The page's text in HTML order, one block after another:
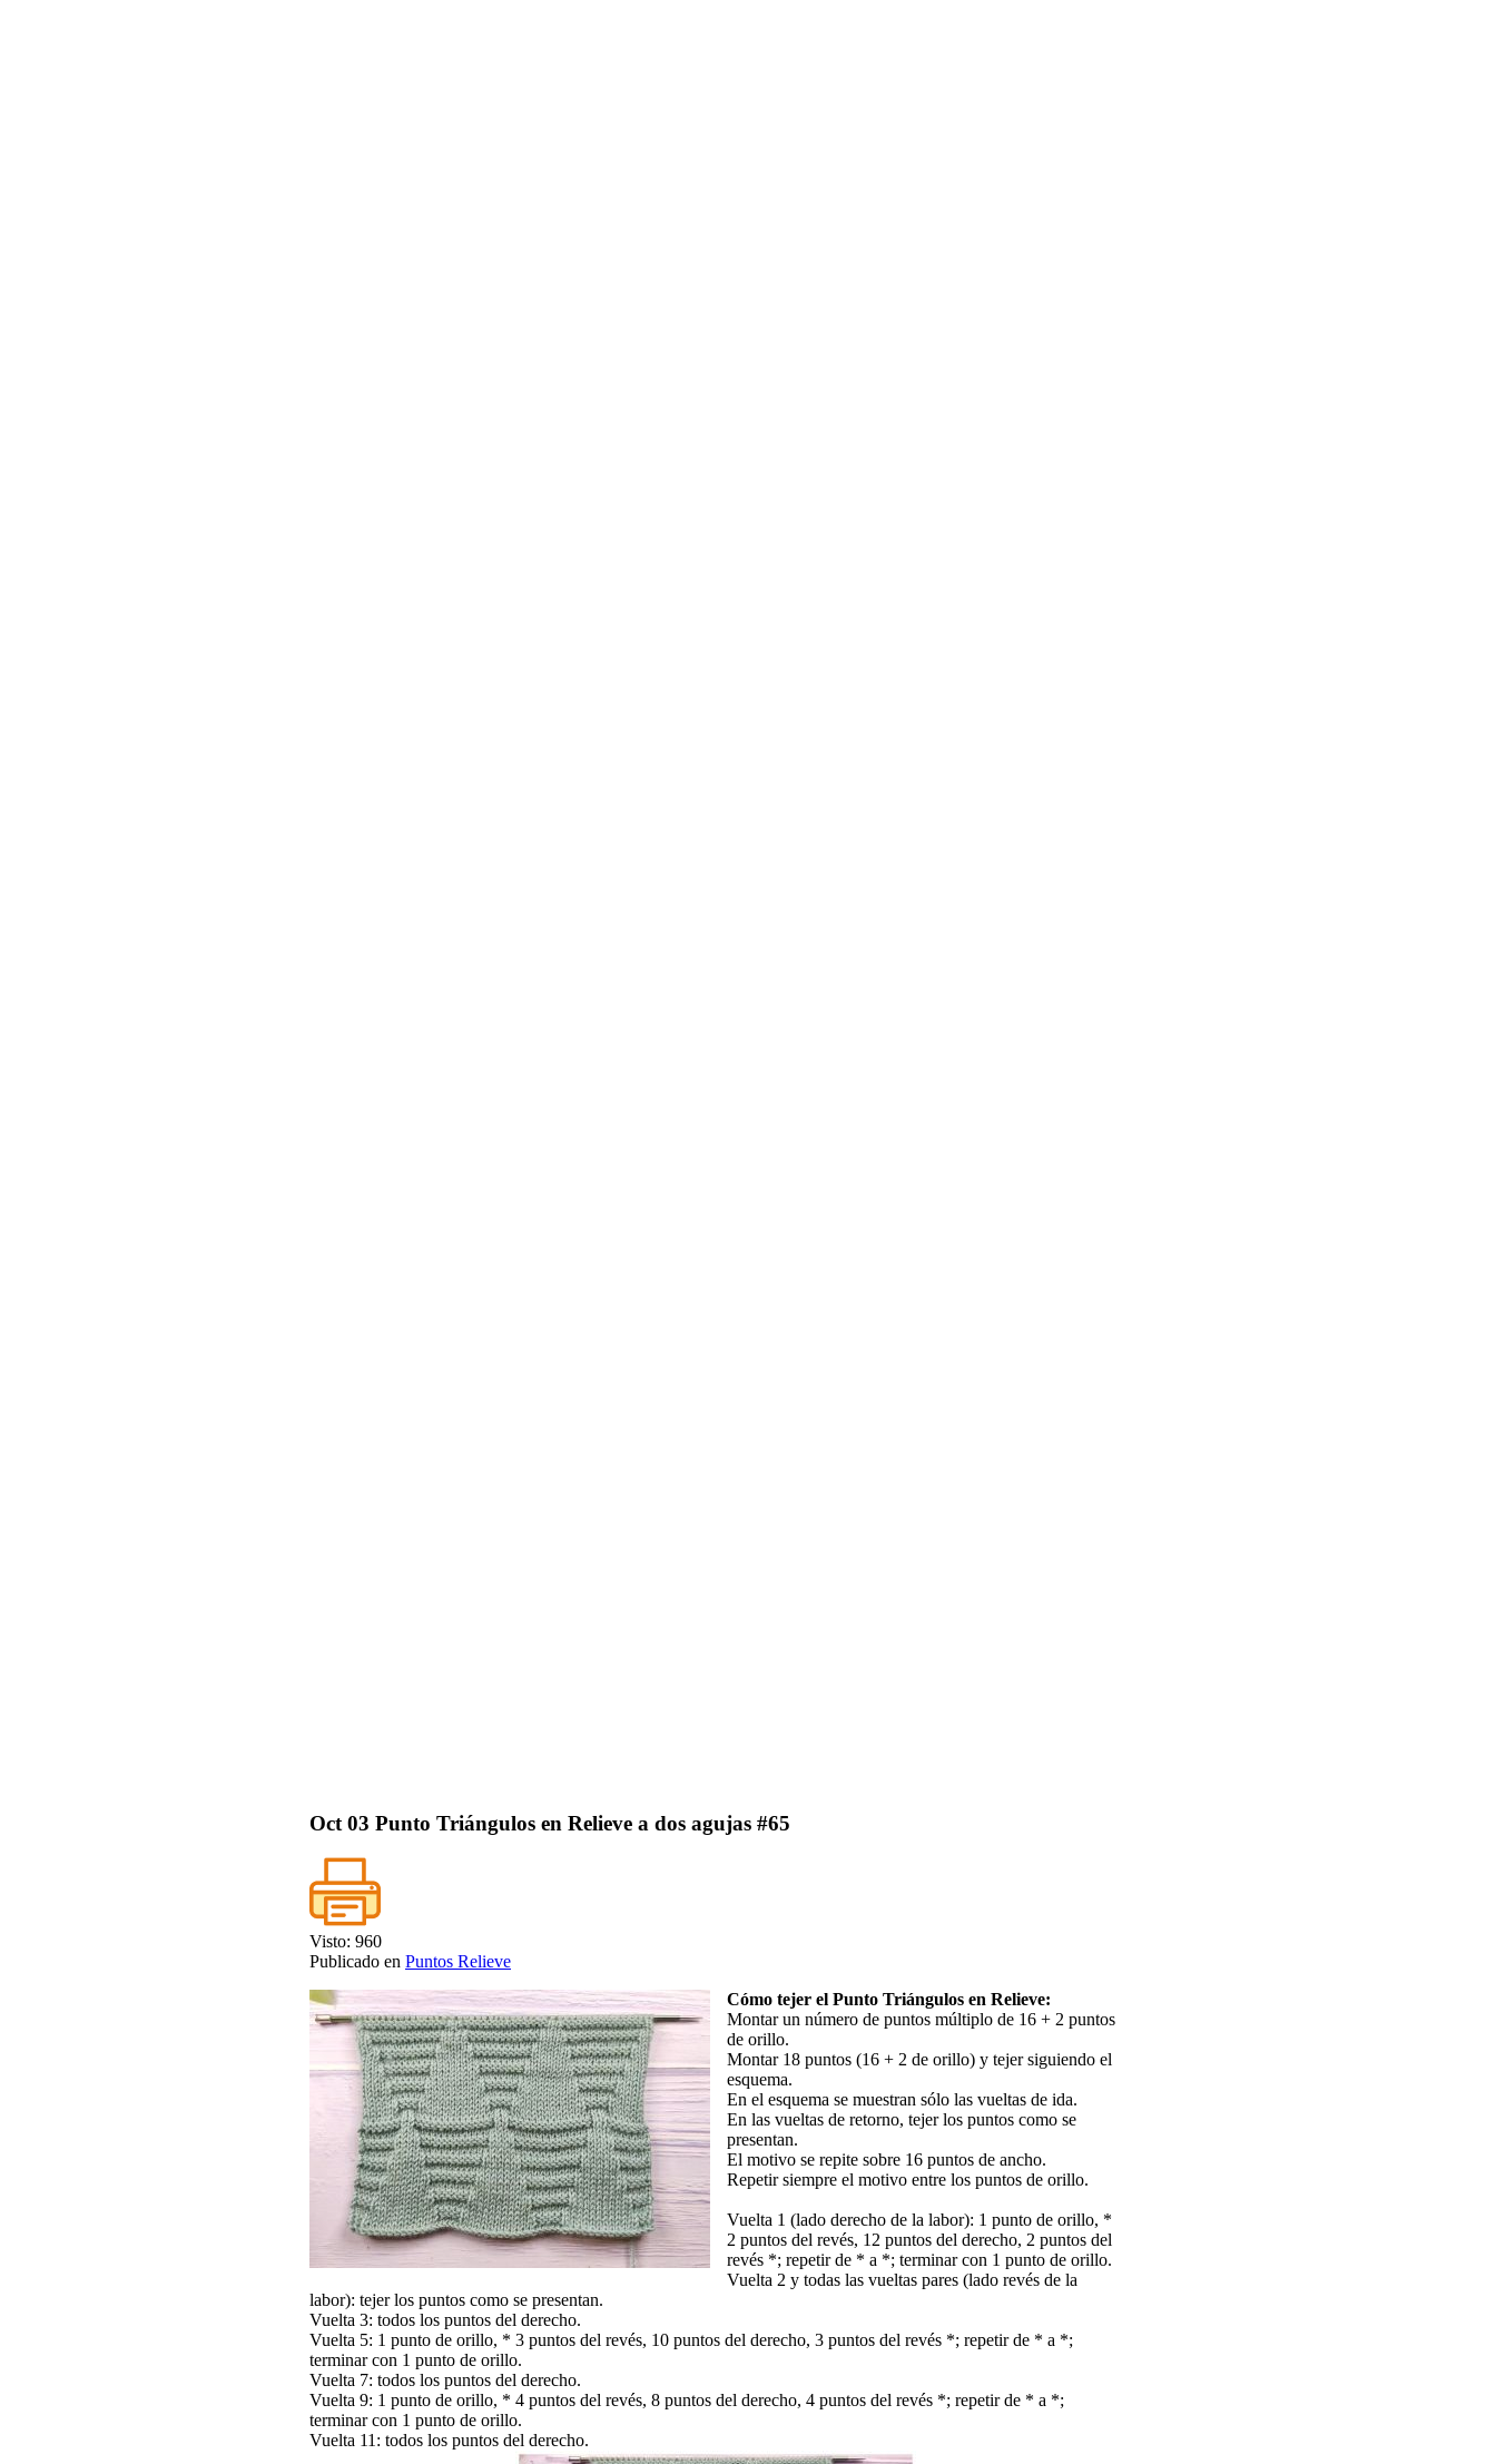
Oct 03 Punto Triángulos en Relieve a dos agujas #65
Visto: 960
Publicado en Puntos Relieve
Cómo tejer el Punto Triángulos en Relieve:
Montar un número de puntos múltiplo de 16 + 2 puntos
de orillo.
Montar 18 puntos (16 + 2 de orillo) y tejer siguiendo el
esquema.
En el esquema se muestran sólo las vueltas de ida.
En las vueltas de retorno, tejer los puntos como se
presentan.
El motivo se repite sobre 16 puntos de ancho.
Repetir siempre el motivo entre los puntos de orillo.
Vuelta 1 (lado derecho de la labor): 1 punto de orillo, *
2 puntos del revés, 12 puntos del derecho, 2 puntos del
revés *; repetir de * a *; terminar con 1 punto de orillo.
Vuelta 2 y todas las vueltas pares (lado revés de la
labor): tejer los puntos como se presentan.
Vuelta 3: todos los puntos del derecho.
Vuelta 5: 1 punto de orillo, * 3 puntos del revés, 10 puntos del derecho, 3 puntos del revés *; repetir de * a *;
terminar con 1 punto de orillo.
Vuelta 7: todos los puntos del derecho.
Vuelta 9: 1 punto de orillo, * 4 puntos del revés, 8 puntos del derecho, 4 puntos del revés *; repetir de * a *;
terminar con 1 punto de orillo.
Vuelta 11: todos los puntos del derecho.